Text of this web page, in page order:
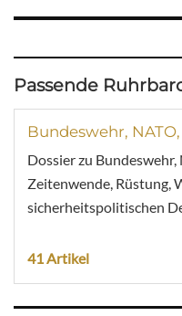
Passende
Bundeswehr,
Dossier zu
Zeitenwende, Rüstung,
sicherheitspolitischen
41 Artikel